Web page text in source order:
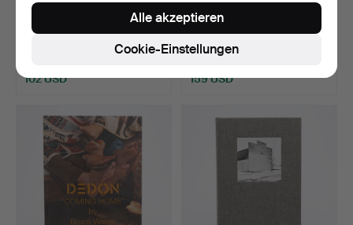
FOTO. DER
AMERIKANISCHE
FOTOGRAF BRUCE WEB…
Beendet 12. Mai 2026
102 USD
FOTO. DER
FOTOGRAF GERRY
JOHAN…
Beendet 12. Mai 2026
159 USD
Cookie-Einstellungen
Alle akzeptieren